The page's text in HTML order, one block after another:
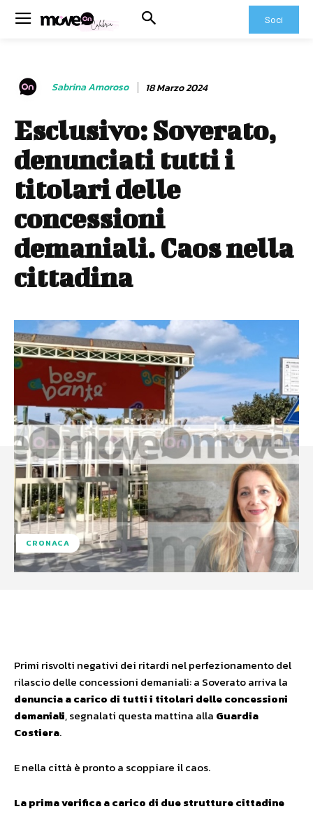
Soci
Sabrina Amoroso 18 Marzo 2024
Esclusivo: Soverato,
denunciati tutti i
titolari delle
concessioni
demaniali. Caos nella
cittadina
CRONACA
Primi risvolti negativi dei ritardi nel perfezionamento del
rilascio delle concessioni demaniali: a Soverato arriva la
denuncia a carico di tutti i titolari delle concessioni
demaniali, segnalati questa mattina alla Guardia
Costiera.
E nella città è pronto a scoppiare il caos.
La prima verifica a carico di due strutture cittadine